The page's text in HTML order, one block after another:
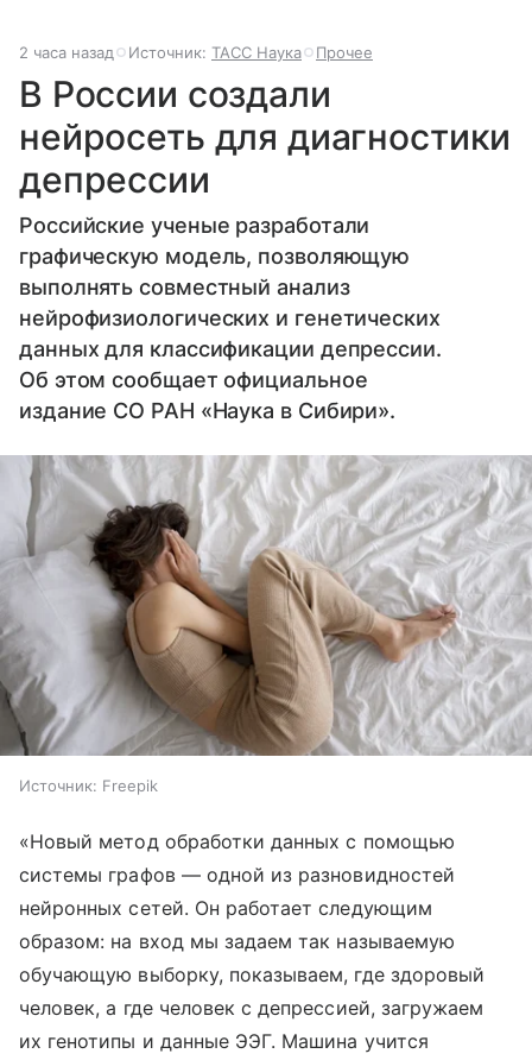
2 часа назад Источник: ТАСС Наука Прочее
В России создали
нейросеть для диагностики
депрессии
Российские ученые разработали
графическую модель, позволяющую
выполнять совместный анализ
нейрофизиологических и генетических
данных для классификации депрессии.
Об этом сообщает официальное
издание СО РАН «Наука в Сибири».
Источник: Freepik
«Новый метод обработки данных с помощью
системы графов — одной из разновидностей
нейронных сетей. Он работает следующим
образом: на вход мы задаем так называемую
обучающую выборку, показываем, где здоровый
человек, а где человек с депрессией, загружаем
их генотипы и данные ЭЭГ. Машина учится